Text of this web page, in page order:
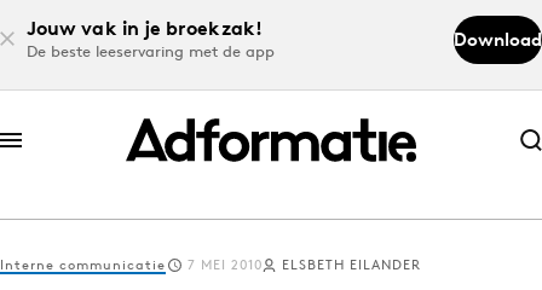
Jouw vak in je broekzak!
De beste leeservaring met de app
Download
Abonneer nu
Abonneer nu
Log in
Interne communicatie 7 MEI 2010 ELSBETH EILANDER